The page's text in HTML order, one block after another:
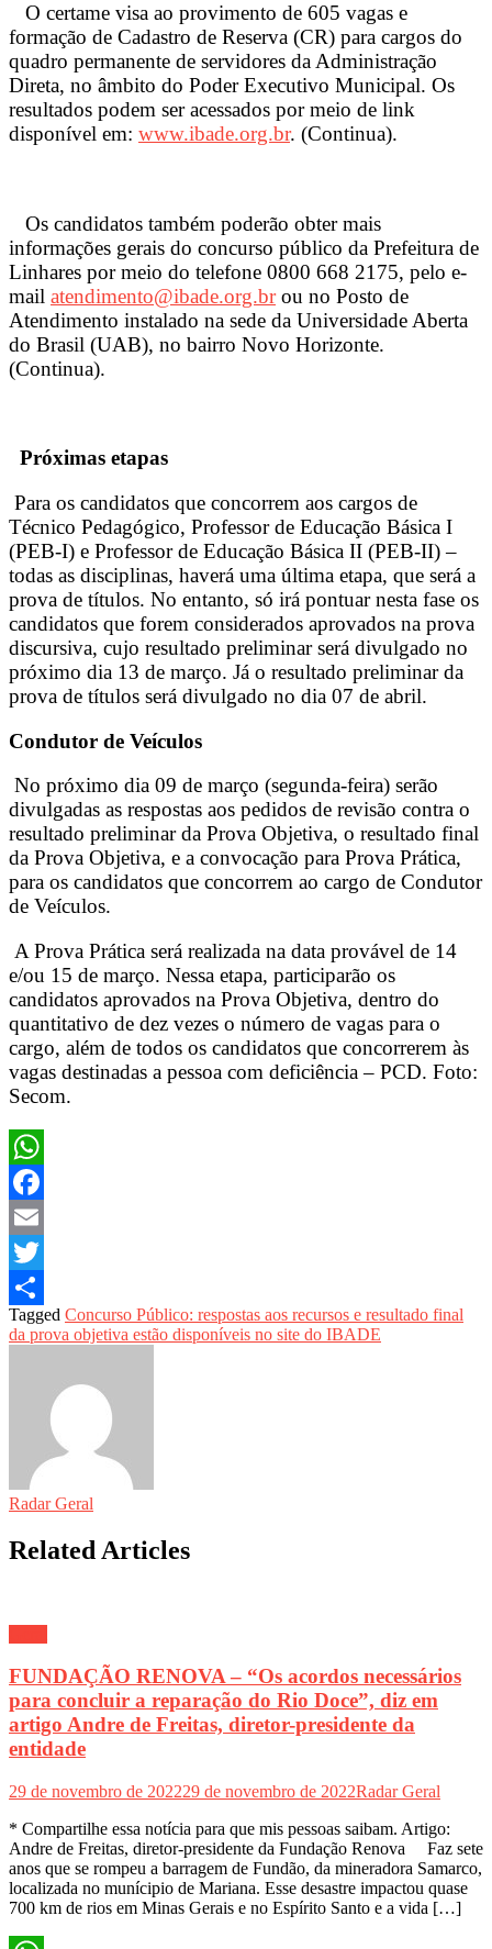
O certame visa ao provimento de 605 vagas e
formação de Cadastro de Reserva (CR) para cargos do
quadro permanente de servidores da Administração
Direta, no âmbito do Poder Executivo Municipal. Os
resultados podem ser acessados por meio de link
disponível em: www.ibade.org.br. (Continua).
Os candidatos também poderão obter mais
informações gerais do concurso público da Prefeitura de
Linhares por meio do telefone 0800 668 2175, pelo e-
mail atendimento@ibade.org.brou no Posto de
Atendimento instalado na sede da Universidade Aberta
do Brasil (UAB), no bairro Novo Horizonte.
(Continua).
Próximas etapas
Para os candidatos que concorrem aos cargos de
Técnico Pedagógico, Professor de Educação Básica I
(PEB-I) e Professor de Educação Básica II (PEB-II) –
todas as disciplinas, haverá uma última etapa, que será a
prova de títulos. No entanto, só irá pontuar nesta fase os
candidatos que forem considerados aprovados na prova
discursiva, cujo resultado preliminar será divulgado no
próximo dia 13 de março. Já o resultado preliminar da
prova de títulos será divulgado no dia 07 de abril.
Condutor de Veículos
No próximo dia 09 de março (segunda-feira) serão
divulgadas as respostas aos pedidos de revisão contra o
resultado preliminar da Prova Objetiva, o resultado final
da Prova Objetiva, e a convocação para Prova Prática,
para os candidatos que concorrem ao cargo de Condutor
de Veículos.
A Prova Prática será realizada na data provável de 14
e/ou 15 de março. Nessa etapa, participarão os
candidatos aprovados na Prova Objetiva, dentro do
quantitativo de dez vezes o número de vagas para o
cargo, além de todos os candidatos que concorrerem às
vagas destinadas a pessoa com deficiência – PCD. Foto:
Secom.
WhatsApp
Facebook
Email
Twitter
Share
Tagged Concurso Público: respostas aos recursos e resultado final
da prova objetiva estão disponíveis no site do IBADE
Radar Geral
Related Articles
FUNDAÇÃO RENOVA – “Os acordos necessários
para concluir a reparação do Rio Doce”, diz em
artigo Andre de Freitas, diretor-presidente da
entidade
29 de novembro de 202229 de novembro de 2022Radar Geral
* Compartilhe essa notícia para que mis pessoas saibam. Artigo:
Andre de Freitas, diretor-presidente da Fundação Renova Faz sete
anos que se rompeu a barragem de Fundão, da mineradora Samarco,
localizada no munícipio de Mariana. Esse desastre impactou quase
700 km de rios em Minas Gerais e no Espírito Santo e a vida […]